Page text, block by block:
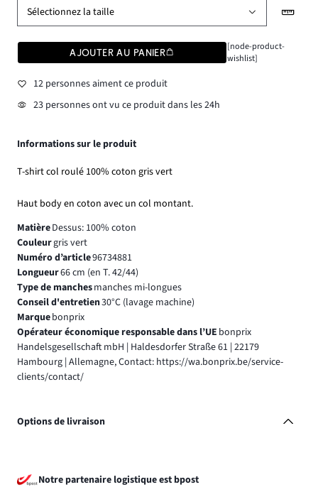
Sélectionnez la taille
AJOUTER AU PANIER
[node-product-
wishlist]
12 personnes aiment ce produit
23 personnes ont vu ce produit dans les 24h
Informations sur le produit
T-shirt col roulé 100% coton gris vert
Haut body en coton avec un col montant.
MatièreDessus: 100% coton
Couleurgris vert
Numéro d’article96734881
Longueur66 cm (en T. 42/44)
Type de manchesmanches mi-longues
Conseil d'entretien30°C (lavage machine)
Marquebonprix
Opérateur économique responsable dans l’UE bonprix
Handelsgesellschaft mbH | Haldesdorfer Straße 61 | 22179
Hambourg | Allemagne, Contact: https://wa.bonprix.be/service-
clients/contact/
Options de livraison
Notre partenaire logistique est bpost